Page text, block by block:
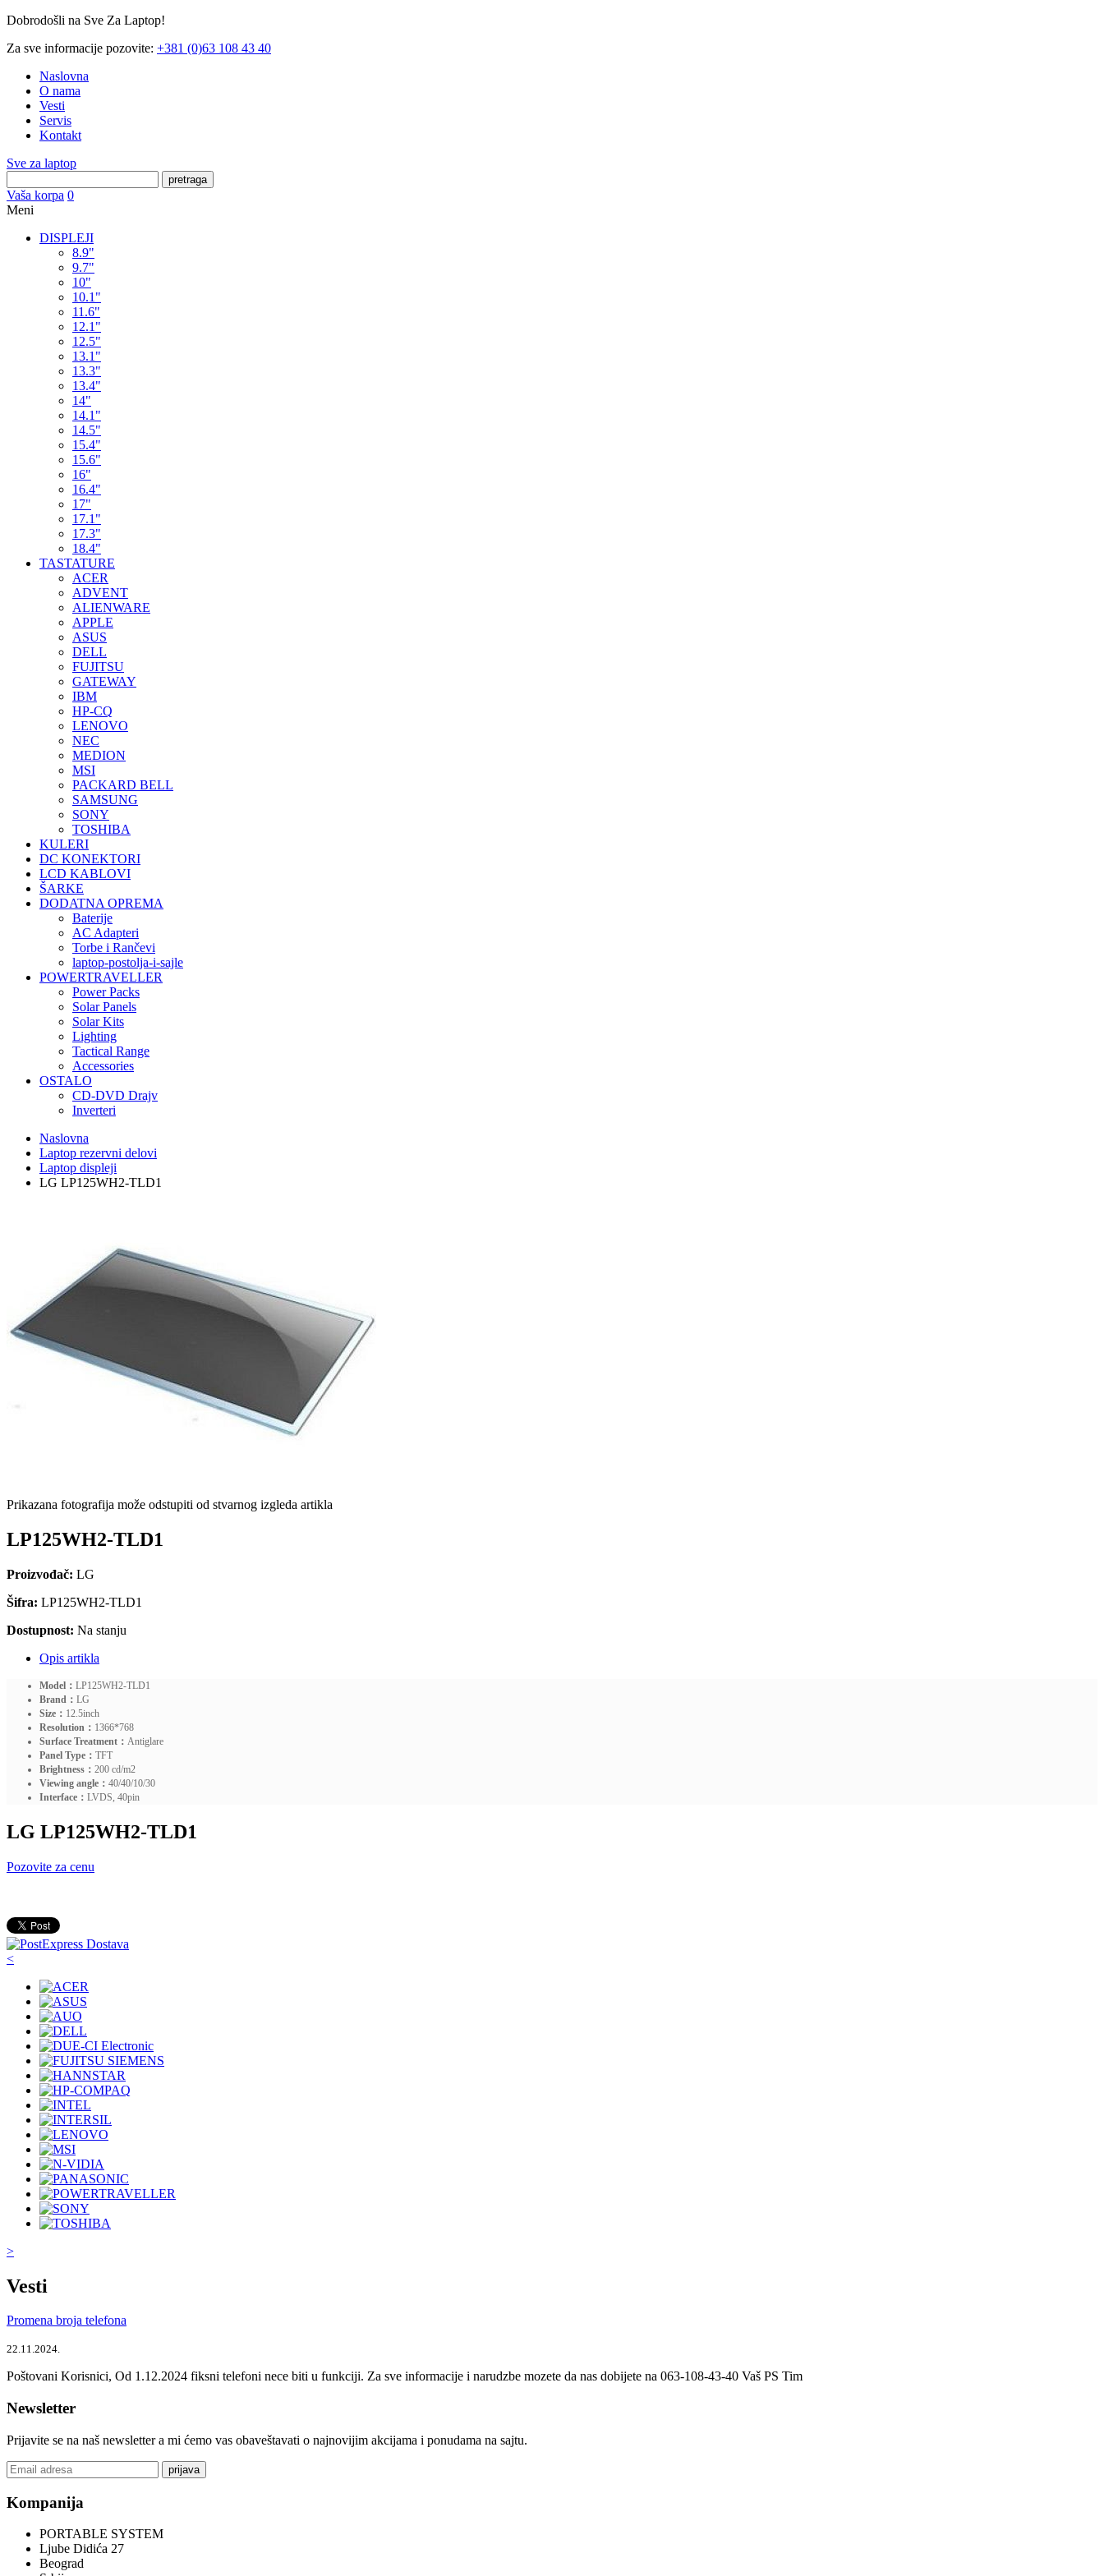
Dobrodošli na Sve Za Laptop!
Za sve informacije pozovite: +381 (0)63 108 43 40
Naslovna
O nama
Vesti
Servis
Kontakt
Sve za laptop
pretraga
Vaša korpa 0
Meni
DISPLEJI
8.9"
9.7"
10"
10.1"
11.6"
12.1"
12.5"
13.1"
13.3"
13.4"
14"
14.1"
14.5"
15.4"
15.6"
16"
16.4"
17"
17.1"
17.3"
18.4"
TASTATURE
ACER
ADVENT
ALIENWARE
APPLE
ASUS
DELL
FUJITSU
GATEWAY
IBM
HP-CQ
LENOVO
NEC
MEDION
MSI
PACKARD BELL
SAMSUNG
SONY
TOSHIBA
KULERI
DC KONEKTORI
LCD KABLOVI
ŠARKE
DODATNA OPREMA
Baterije
AC Adapteri
Torbe i Rančevi
laptop-postolja-i-sajle
POWERTRAVELLER
Power Packs
Solar Panels
Solar Kits
Lighting
Tactical Range
Accessories
OSTALO
CD-DVD Drajv
Inverteri
Naslovna
Laptop rezervni delovi
Laptop displeji
LG LP125WH2-TLD1
Prikazana fotografija može odstupiti od stvarnog izgleda artikla
LP125WH2-TLD1
Proizvođač: LG
Šifra: LP125WH2-TLD1
Dostupnost: Na stanju
Opis artikla
Model： LP125WH2-TLD1
Brand： LG
Size： 12.5inch
Resolution： 1366*768
Surface Treatment： Antiglare
Panel Type： TFT
Brightness： 200 cd/m2
Viewing angle： 40/40/10/30
Interface： LVDS, 40pin
LG LP125WH2-TLD1
Pozovite za cenu
<
>
Vesti
Promena broja telefona
22.11.2024.
Poštovani Korisnici, Od 1.12.2024 fiksni telefoni nece biti u funkciji. Za sve informacije i narudzbe mozete da nas dobijete na 063-108-43-40 Vaš PS Tim
Newsletter
Prijavite se na naš newsletter a mi ćemo vas obaveštavati o najnovijim akcijama i ponudama na sajtu.
prijava
Kompanija
PORTABLE SYSTEM
Ljube Didića 27
Beograd